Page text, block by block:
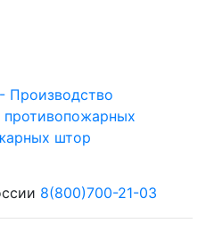
8(800)700-21-03